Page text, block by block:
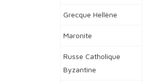
Grecque Hellène
Maronite
Russe Catholique
Byzantine